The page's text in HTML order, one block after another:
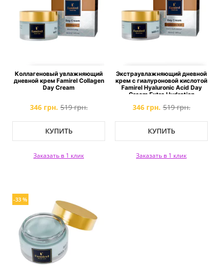
Коллагеновый увлажняющий
дневной крем Famirel Collagen
Day Cream
346 грн. 519 грн.
КУПИТЬ
Заказать в 1 клик
Экстраувлажняющий дневной
крем с гиалуроновой кислотой
Famirel Hyaluronic Acid Day
Cream Extra Hydration
346 грн. 519 грн.
КУПИТЬ
Заказать в 1 клик
-33 %